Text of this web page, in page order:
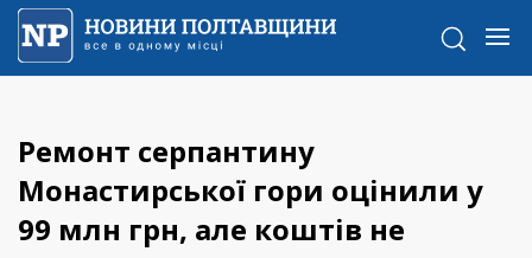
Ремонт серпантину
Монастирської гори оцінили у
99 млн грн, але коштів не